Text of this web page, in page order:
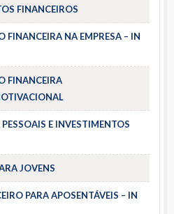
FINANCEIROS
FINANCEIRA NA EMPRESA – IN
FINANCEIRA
E INVESTIMENTOS
JOVENS
PARA APOSENTÁVEIS – IN